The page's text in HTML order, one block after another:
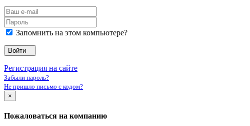
Запомнить на этом компьютере?
Войти
Регистрация на сайте
Забыли пароль?
Не пришло письмо с кодом?
×
Пожаловаться на компанию